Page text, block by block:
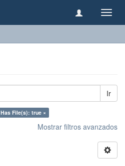
Ir
Has File(s): true ×
Mostrar filtros avanzados